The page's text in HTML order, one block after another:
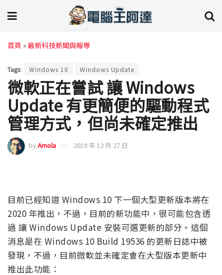
首頁 »最新科技新聞與報導
Tags: Windows 10 Windows Update
微軟正在嘗試 讓 Windows
Update 有更簡便的驅動程式
管理方式，但尚未確定推出
byAmola 2019 年 12 月 27 日
目前已經知道 Windows 10 下一個大型更新版本將在
2020 年推出，不過，目前的新功能中，很可能包含透
過 讓 Windows Update 安裝可選更新的部分。這個
消息是在 Windows 10 Build 19536 的更新日誌中被
發現，不過，目前微軟並未確定會在大型版本更新中
推出此功能：